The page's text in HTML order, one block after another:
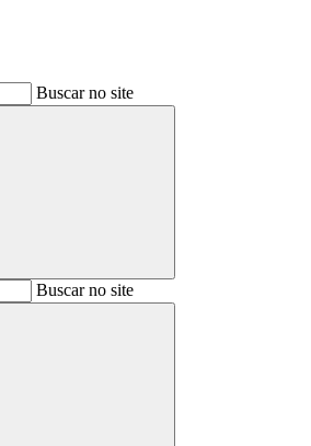
Buscar no site
BuscarBuscar no site